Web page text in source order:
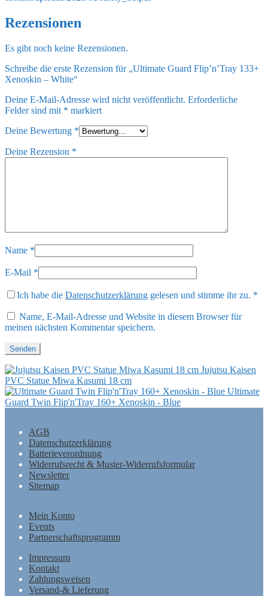
Rezensionen
Es gibt noch keine Rezensionen.
Schreibe die erste Rezension für „Ultimate Guard Flip’n’Tray 133+
Xenoskin – White“
Deine E-Mail-Adresse wird nicht veröffentlicht. Erforderliche
Felder sind mit * markiert
Deine Bewertung *
Deine Rezension *
Name *
E-Mail *
Ich habe die Datenschutzerklärung gelesen und stimme ihr zu. *
Name, E-Mail-Adresse und Website in diesem Browser für
meinen nächsten Kommentar speichern.
Jujutsu Kaisen
PVC Statue Miwa Kasumi 18 cm
Ultimate
Guard Twin Flip'n'Tray 160+ Xenoskin - Blue
AGB
Datenschutzerklärung
Batterieverordnung
Widerrufsrecht & Muster-Widerrufsformular
Newsletter
Sitemap
Mein Konto
Events
Partnerschaftsprogramm
Impressum
Kontakt
Zahlungsweisen
Versand-& Lieferung